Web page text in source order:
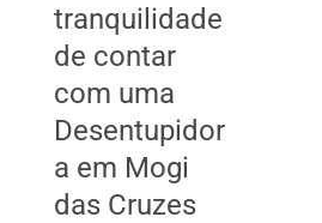
tranquilidade
de contar
com uma
Desentupidor
a em Mogi
das Cruzes